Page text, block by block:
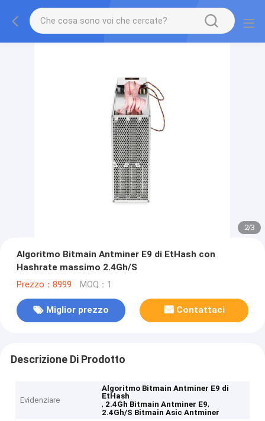
2/3
Algoritmo Bitmain Antminer E9 di EtHash con
Hashrate massimo 2.4Gh/S
Prezzo：8999 MOQ：1
Miglior prezzo Contattaci
Descrizione Di Prodotto
Evidenziare
Algoritmo Bitmain Antminer E9 di
EtHash
, 2.4Gh Bitmain Antminer E9,
2.4Gh/S Bitmain Asic Antminer